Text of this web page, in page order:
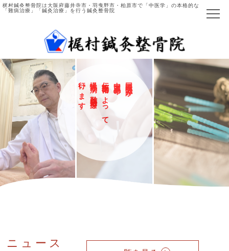
梶村鍼灸整骨院は大阪府藤井寺市・羽曳野市・柏原市で「中医学」の本格的な
「難病治療」「鍼灸治療」を行う鍼灸整骨院
当院について
院長ご紹介
施術の流れ
主な症例と施術法
中医学とは
師
が
年
の
に
よ
っ
て
や
難
病
を
い
ま
す
ニュース